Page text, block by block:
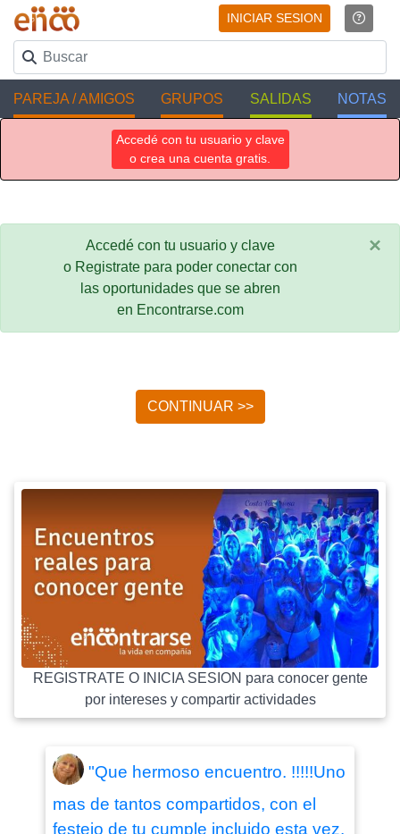
INICIAR SESION
PAREJA / AMIGOS GRUPOS SALIDAS NOTAS
Accedé con tu usuario y clave
o crea una cuenta gratis.
Accedé con tu usuario y clave
o Registrate para poder conectar con
las oportunidades que se abren
en Encontrarse.com
×
CONTINUAR >>
REGISTRATE O INICIA SESION para conocer gente
por intereses y compartir actividades
"Que hermoso encuentro. !!!!!Uno
mas de tantos compartidos, con el
festejo de tu cumple incluido esta vez.